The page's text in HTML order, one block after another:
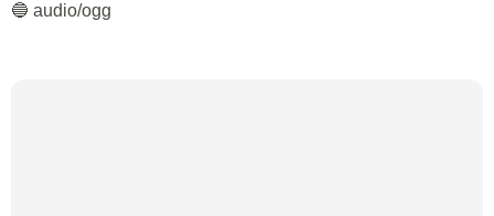
🔵 audio/ogg